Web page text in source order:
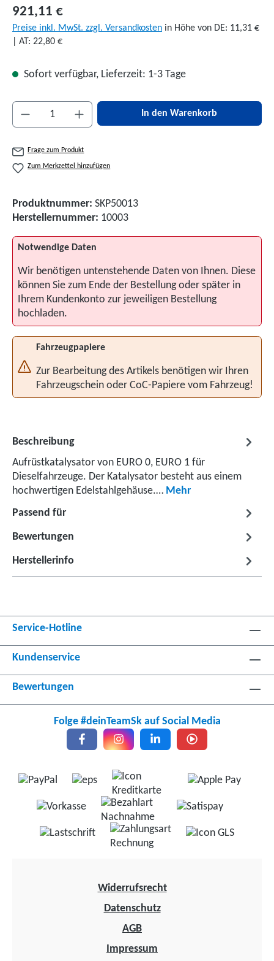
921,11 €
Preise inkl. MwSt. zzgl. Versandkosten in Höhe von DE: 11,31 €
| AT: 22,80 €
Sofort verfügbar, Lieferzeit: 1-3 Tage
Produkt Anzahl: Gib den gewünschten Wert
In den Warenkorb
Frage zum Produkt
Zum Merkzettel hinzufügen
Produktnummer: SKP50013
Herstellernummer: 10003
Notwendige Daten
Wir benötigen untenstehende Daten von Ihnen. Diese
können Sie zum Ende der Bestellung oder später in
Ihrem Kundenkonto zur jeweiligen Bestellung
hochladen.
Fahrzeugpapiere
Zur Bearbeitung des Artikels benötigen wir Ihren
Fahrzeugschein oder CoC-Papiere vom Fahrzeug!
Beschreibung
Aufrüstkatalysator von EURO 0, EURO 1 für
Dieselfahrzeuge. Der Katalysator besteht aus einem
hochwertigen Edelstahlgehäuse.… Mehr
Passend für
Bewertungen
Herstellerinfo
Service-Hotline
Kundenservice
Bewertungen
Folge #deinTeamSk auf Social Media
Widerrufsrecht
Datenschutz
AGB
Impressum